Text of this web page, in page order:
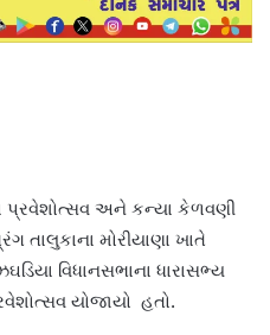
પ્રવેશોત્સવ અને કન્યા કેળવણી
તાલુકાના મોરીયાણા ખાતે
વિધાનસભાના ધારાસભ્ય
યોજાયો હતો.